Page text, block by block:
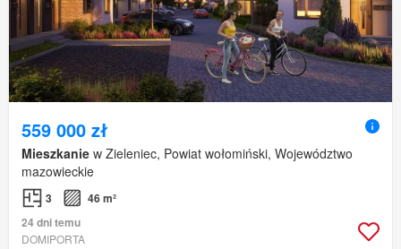
559 000 zł
Mieszkanie w Zieleniec, Powiat wołomiński, Województwo
mazowieckie
3
46 m²
24 dni temu
DOMIPORTA